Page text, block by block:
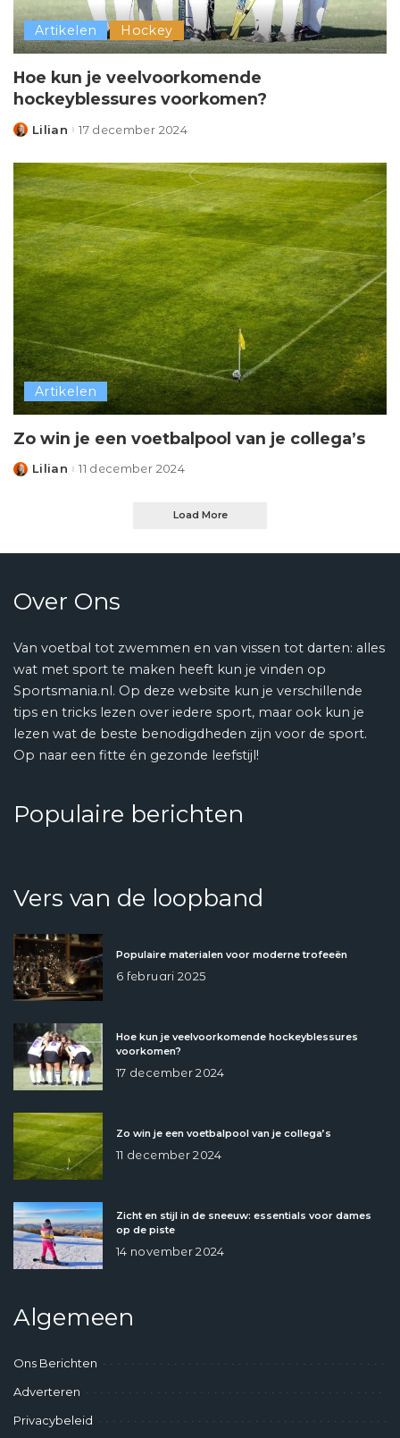
Artikelen Hockey
Hoe kun je veelvoorkomende
hockeyblessures voorkomen?
Posted
Lilian 17 december 2024
Artikelen
Zo win je een voetbalpool van je collega’s
Posted
Lilian 11 december 2024
Load More
Over Ons
Van voetbal tot zwemmen en van vissen tot darten: alles
wat met sport te maken heeft kun je vinden op
Sportsmania.nl. Op deze website kun je verschillende
tips en tricks lezen over iedere sport, maar ook kun je
lezen wat de beste benodigdheden zijn voor de sport.
Op naar een fitte én gezonde leefstijl!
Populaire berichten
Vers van de loopband
Populaire materialen voor moderne trofeeën
6 februari 2025
Hoe kun je veelvoorkomende hockeyblessures
voorkomen?
17 december 2024
Zo win je een voetbalpool van je collega’s
11 december 2024
Zicht en stijl in de sneeuw: essentials voor dames
op de piste
14 november 2024
Algemeen
Ons Berichten
Adverteren
Privacybeleid